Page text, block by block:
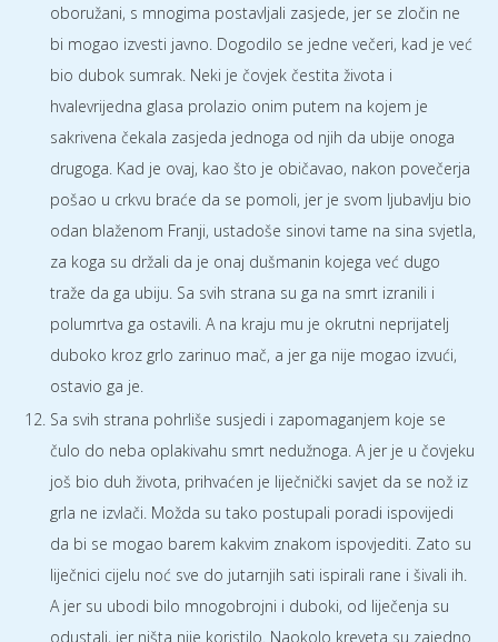
oboružani, s mnogima postavljali zasjede, jer se zločin ne
bi mogao izvesti javno. Dogodilo se jedne večeri, kad je već
bio dubok sumrak. Neki je čovjek čestita života i
hvalevrijedna glasa prolazio onim putem na kojem je
sakrivena čekala zasjeda jednoga od njih da ubije onoga
drugoga. Kad je ovaj, kao što je običavao, nakon povečerja
pošao u crkvu braće da se pomoli, jer je svom ljubavlju bio
odan blaženom Franji, ustadoše sinovi tame na sina svjetla,
za koga su držali da je onaj dušmanin kojega već dugo
traže da ga ubiju. Sa svih strana su ga na smrt izranili i
polumrtva ga ostavili. A na kraju mu je okrutni neprijatelj
duboko kroz grlo zarinuo mač, a jer ga nije mogao izvući,
ostavio ga je.
Sa svih strana pohrliše susjedi i zapomaganjem koje se
čulo do neba oplakivahu smrt nedužnoga. A jer je u čovjeku
još bio duh života, prihvaćen je liječnički savjet da se nož iz
grla ne izvlači. Možda su tako postupali poradi ispovijedi
da bi se mogao barem kakvim znakom ispovjediti. Zato su
liječnici cijelu noć sve do jutarnjih sati ispirali rane i šivali ih.
A jer su ubodi bilo mnogobrojni i duboki, od liječenja su
odustali, jer ništa nije koristilo. Naokolo kreveta su zajedno